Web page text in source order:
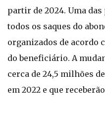
partir de 2024. Uma
todos os saques do
organizados de acordo
do beneficiário. A
cerca de 24,5 milhões
em 2022 e que